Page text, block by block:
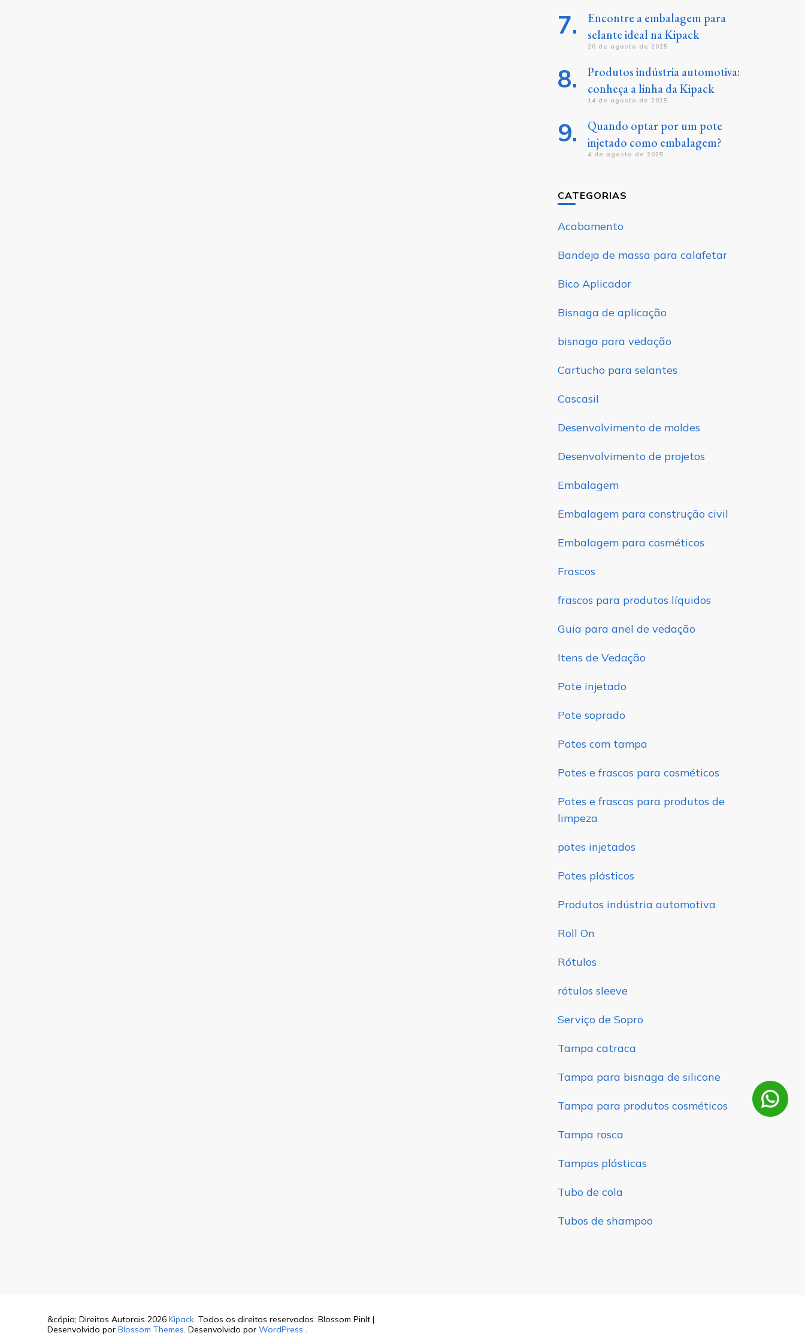
Encontre a embalagem para
selante ideal na Kipack
20 de agosto de 2025
Produtos indústria automotiva:
conheça a linha da Kipack
14 de agosto de 2025
Quando optar por um pote
injetado como embalagem?
4 de agosto de 2025
CATEGORIAS
Acabamento
Bandeja de massa para calafetar
Bico Aplicador
Bisnaga de aplicação
bisnaga para vedação
Cartucho para selantes
Cascasil
Desenvolvimento de moldes
Desenvolvimento de projetos
Embalagem
Embalagem para construção civil
Embalagem para cosméticos
Frascos
frascos para produtos líquidos
Guia para anel de vedação
Itens de Vedação
Pote injetado
Pote soprado
Potes com tampa
Potes e frascos para cosméticos
Potes e frascos para produtos de
limpeza
potes injetados
Potes plásticos
Produtos indústria automotiva
Roll On
Rótulos
rótulos sleeve
Serviço de Sopro
Tampa catraca
Tampa para bisnaga de silicone
Tampa para produtos cosméticos
Tampa rosca
Tampas plásticas
Tubo de cola
Tubos de shampoo
&cópia; Direitos Autorais 2026 Kipack. Todos os direitos reservados. Blossom PinIt |
Desenvolvido por Blossom Themes. Desenvolvido por WordPress .